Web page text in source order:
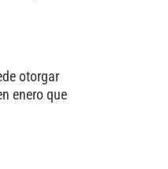
otorgar
enero que